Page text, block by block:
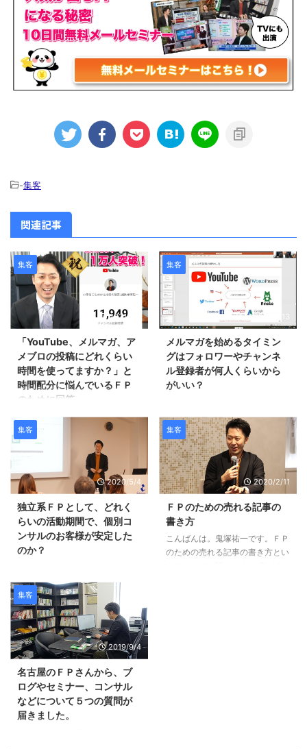
-集客
関連記事
集客
2021/8/7
「YouTube、メルマガ、ア
メブロの投稿にどれくらい
時間を使ってますか？」と
時間配分に悩んでいるＦＰ
のために回答
こんばんは、鬼塚祐一です。こん
な質問が届きました。
【YouTube、メルマガ、アメブロ
と投稿にどれくらい時間を使って
ますか？】 毎日投稿されている
You Tubeや、メルマガ、アメブ
間を使っていらっしゃるのでしょ
うか？ 例えば、ネタ作りと撮
影、それぞれどのくらいの時間が
掛かっているのか教えてもらえる
は、毎日投稿はしていません。
・You Tubeは週３回・メルマガ
は月１６通ほど・アメブロにいた
っては撤退 という状態です。 ３
ヶ月ほど前からこのスタ ...
集客
2020/12/13
メルマガを始めるタイミン
グはフォロワーやチャンネ
ル登録者が何人くらいから
がいい？
っと前に、ＦＰ技能士会のセミナ
ーで講師をしました。 メルマガ
で安定的に集客する方法をお話し
ました。 技能士会に入ると、こ
のセミナーの動画が視聴できます
よ。 年会費１万円なので、めち
ゃくちゃ安いです。 セミナー
に、メルマガ読者さんも参加され
ていて、ご質問が届きました。
Ｑ：「メルマガを始めるタイミン
グはフォロワーやチャンネル登録
集客
2020/5/4
独立系ＦＰとして、どれく
らいの活動期間で、個別コ
ンサルのお客様が安定した
のか？
ネームま～ちゃんさんから質問が
届きました。 私は、もともと郵
便局で、簡易保険（かんぽ）の営
業をしておりました。 郵便局に
５年間勤務したあとに、ＦＰ事務
所に転職しました。 女性向けの
す。 その会社で８年間、セミナ
ー講師などの業務を行って、２０
１５年に独立開業しました。 ５
年前ですね。 今回のご質問の、
集客
2020/2/11
ＦＰのための売れる記事の
書き方
こんばんは。鬼塚祐一です。ＦＰ
のための売れる記事の書き方とい
集客
2019/9/4
名古屋のＦＰさんから、ブ
ログやセミナー、コンサル
などについて５つの質問が
届きました。